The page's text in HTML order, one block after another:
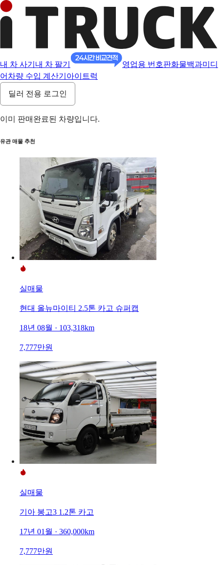
내 차 사기 내 차 팔기 영업용 번호판화물백과미디
어 차량 수입 계산기 아이트럭
딜러 전용 로그인
이미 판매완료된 차량입니다.
유관 매물 추천
실매물
현대 올뉴마이티 2.5톤 카고 슈퍼캡
18년 08월 · 103,318km
7,777만원
실매물
기아 봉고3 1.2톤 카고
17년 01월 · 360,000km
7,777만원